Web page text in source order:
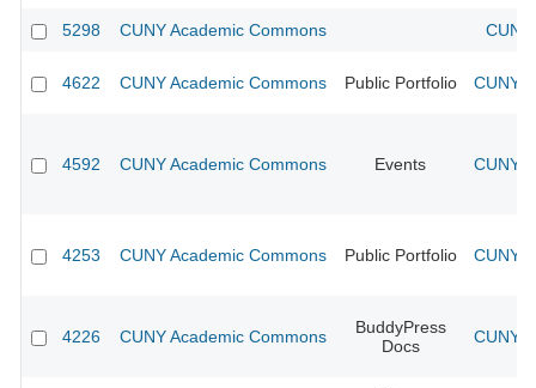
5298 CUNY Academic Commons
4622 CUNY Academic Commons Public Portfolio CUNY
4592 CUNY Academic Commons Events CUNY
4253 CUNY Academic Commons Public Portfolio CUNY
4226 CUNY Academic Commons
BuddyPress
Docs
CUNY